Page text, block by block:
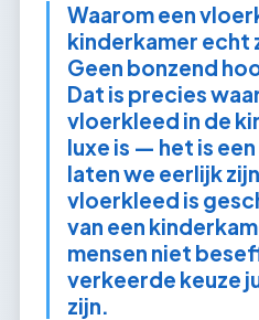
Waarom een
kinderkamer echt
Geen bonzend
Dat is precies
vloerkleed in de
luxe is — het is
laten we eerlijk
vloerkleed is
van een
mensen niet
verkeerde keuze
zijn.